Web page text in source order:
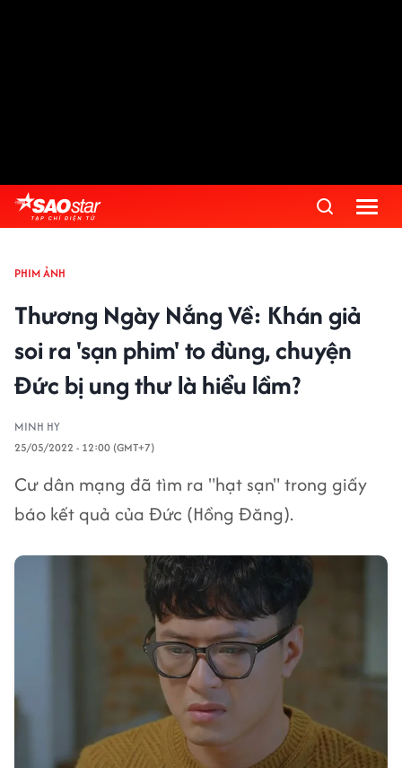
PHIM ẢNH
Thương Ngày Nắng Về: Khán giả
soi ra 'sạn phim' to đùng, chuyện
Đức bị ung thư là hiểu lầm?
MINH HY
25/05/2022 - 12:00 (GMT+7)
Cư dân mạng đã tìm ra "hạt sạn" trong giấy
báo kết quả của Đức (Hồng Đăng).